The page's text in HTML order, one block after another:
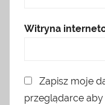
Witryna
Zapisz moje
przeglądarce aby